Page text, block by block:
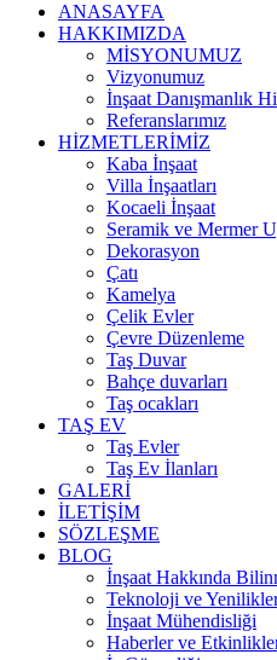
ANASAYFA
HAKKIMIZDA
MİSYONUMUZ
Vizyonumuz
İnşaat Danışmanlık
Referanslarımız
HİZMETLERİMİZ
Kaba İnşaat
Villa İnşaatları
Kocaeli İnşaat
Seramik ve Mermer
Dekorasyon
Çatı
Kamelya
Çelik Evler
Çevre Düzenleme
Taş Duvar
Bahçe duvarları
Taş ocakları
TAŞ EV
Taş Evler
Taş Ev İlanları
GALERİ
İLETİŞİM
SÖZLEŞME
BLOG
İnşaat Hakkında
Teknoloji ve
İnşaat Mühendisliği
Haberler ve